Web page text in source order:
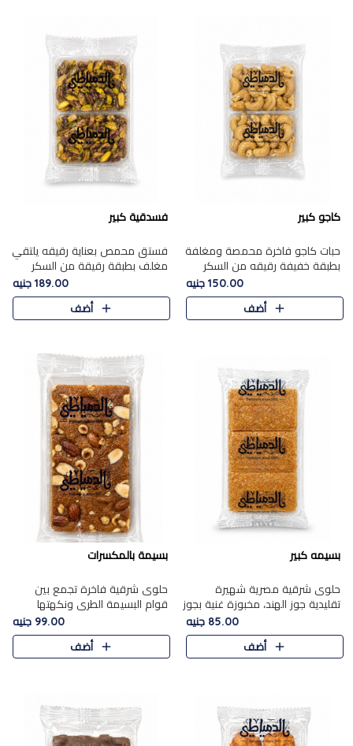
كاجو كبير
حبات كاجو فاخرة محمصة ومغلفة
بطبقة خفيفة رقيقه من السكر
المكرمل، تجمع بين توازن النعومة
زبدية غنية فاخرة والقرمشة
المرضية في حلوى شرقية بطاب..
150.00 جنيه
أضف
فسدقية كبير
فستق محمص بعناية رقيقه يلتقي
مغلف بطبقة رقيقة من السكر
المكرمل، ليقدم مذاقًا فاخرًا حلوي
شرقية فاخرة ونكهة غنية ناتي تميز
كل قطعة و قوام هش
189.00 جنيه
أضف
بسيمه كبير
حلوى شرقية مصرية شهيرة
تقليدية جوز الهند، مخبوزة غنية بجوز
الهند، بلمسه ذهبية وتتميز بقوامها
المرمل وطعمها اللذيذ الذي يشبه
البسبوسة. تُخبز..
85.00 جنيه
أضف
بسيمة بالمكسرات
حلوى شرقية فاخرة تجمع بين
قوام البسيمة الطري ونكهتها
الغنية، مزينة بتشكيلة مختارة من
اللوز والبندق والمكسرات الفاخرة.
مزيج متوازن من القوام ..
99.00 جنيه
أضف